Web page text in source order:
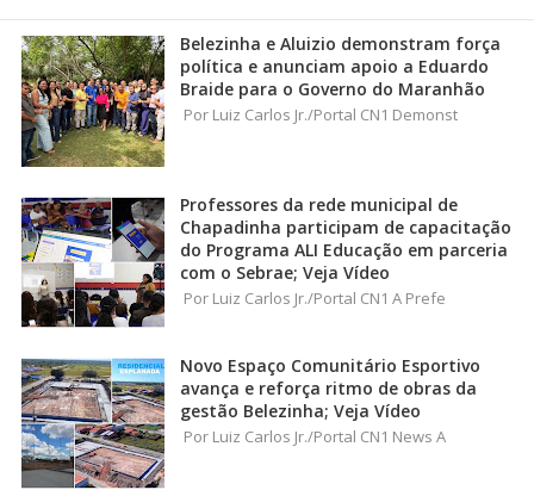
Belezinha e Aluizio demonstram força
política e anunciam apoio a Eduardo
Braide para o Governo do Maranhão
Por Luiz Carlos Jr./Portal CN1 Demonst
Professores da rede municipal de
Chapadinha participam de capacitação
do Programa ALI Educação em parceria
com o Sebrae; Veja Vídeo
Por Luiz Carlos Jr./Portal CN1 A Prefe
Novo Espaço Comunitário Esportivo
avança e reforça ritmo de obras da
gestão Belezinha; Veja Vídeo
Por Luiz Carlos Jr./Portal CN1 News A